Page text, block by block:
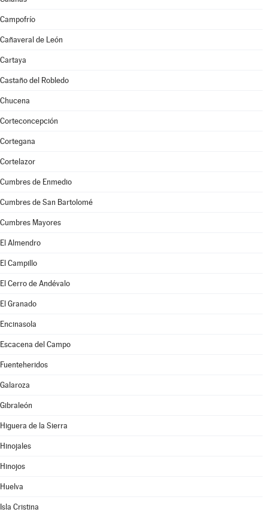
Campofrío
Cañaveral de León
Cartaya
Castaño del Robledo
Chucena
Corteconcepción
Cortegana
Cortelazor
Cumbres de Enmedio
Cumbres de San Bartolomé
Cumbres Mayores
El Almendro
El Campillo
El Cerro de Andévalo
El Granado
Encinasola
Escacena del Campo
Fuenteheridos
Galaroza
Gibraleón
Higuera de la Sierra
Hinojales
Hinojos
Huelva
Isla Cristina